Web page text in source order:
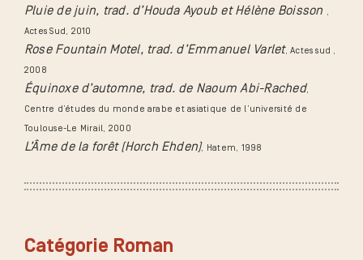
Pluie de juin, trad. d’Houda Ayoub et Hélène Boisson ,
Actes Sud , 2010
Rose Fountain Motel, trad. d’Emmanuel Varlet, Actes sud ,
2008
Équinoxe d’automne, trad. de Naoum Abi-Rached,
Centre d’études du monde arabe et asiatique de l’université de
Toulouse-Le Mirail, 2000
L’Âme de la forêt (Horch Ehden), Hatem, 1998
Catégorie Roman